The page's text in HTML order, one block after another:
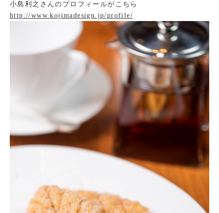
小島利之さんのプロフィールがこちら
http://www.kojimadesign.jp/profile/